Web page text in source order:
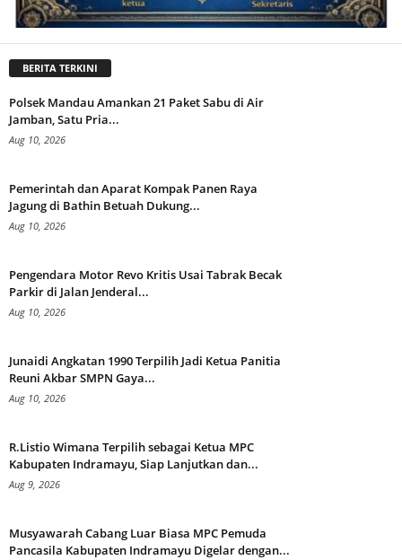
BERITA TERKINI
Polsek Mandau Amankan 21 Paket Sabu di Air
Jamban, Satu Pria...
Aug 10, 2026
Pemerintah dan Aparat Kompak Panen Raya
Jagung di Bathin Betuah Dukung...
Aug 10, 2026
Pengendara Motor Revo Kritis Usai Tabrak Becak
Parkir di Jalan Jenderal...
Aug 10, 2026
Junaidi Angkatan 1990 Terpilih Jadi Ketua Panitia
Reuni Akbar SMPN Gaya...
Aug 10, 2026
R.Listio Wimana Terpilih sebagai Ketua MPC
Kabupaten Indramayu, Siap Lanjutkan dan...
Aug 9, 2026
Musyawarah Cabang Luar Biasa MPC Pemuda
Pancasila Kabupaten Indramayu Digelar dengan...